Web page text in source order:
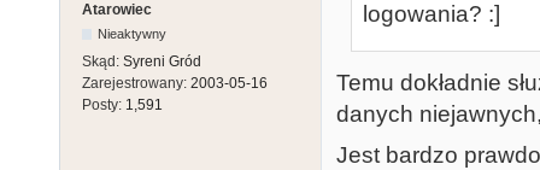
Atarowiec
Nieaktywny
Skąd: Syreni Gród
Zarejestrowany: 2003-05-16
Posty: 1,591
logowania? :]
Temu dokładnie
danych
Jest bardzo